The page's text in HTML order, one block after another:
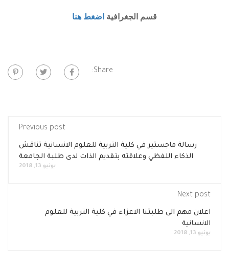
قسم الجغرافية اضغط هنا
Share:
Previous post
رسالة ماجستير في كلية التربية للعلوم الانسانية تناقش
الذكاء اللفظي وعلاقته بتقديم الذات لدى طلبة الجامعة
يونيو 13, 2018
Next post
اعلان مهم الى طلبتنا الاعزاء في كلية التربية للعلوم
الانسانية
يونيو 13, 2018